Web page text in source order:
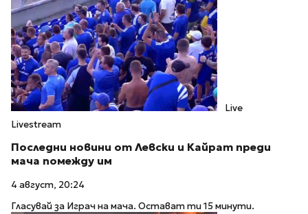
Live
Livestream
Последни новини от Левски и Кайрат преди
мача помежду им
4 август, 20:24
Гласувай за Играч на мача. Остават ти 15 минути.